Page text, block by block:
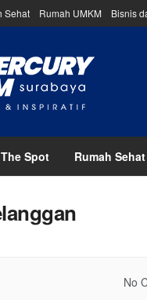
Sehat Rumah UMKM Bisnis
Spot Rumah Sehat
No